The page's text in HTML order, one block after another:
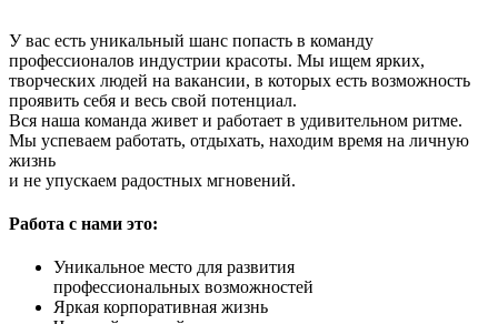
У вас есть уникальный шанс попасть в команду
профессионалов индустрии красоты. Мы ищем ярких,
творческих людей на вакансии, в которых есть возможность
проявить себя и весь свой потенциал.
Вся наша команда живет и работает в удивительном ритме.
Мы успеваем работать, отдыхать, находим время на личную
жизнь
и не упускаем радостных мгновений.
Работa с нами это:
Уникальное место для развития
профессиональных возможностей
Яркая корпоративная жизнь